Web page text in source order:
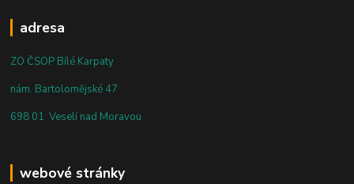
adresa
ZO ČSOP Bílé Karpaty
nám. Bartolomějské 47
698 01 Veselí nad Moravou
webové stránky